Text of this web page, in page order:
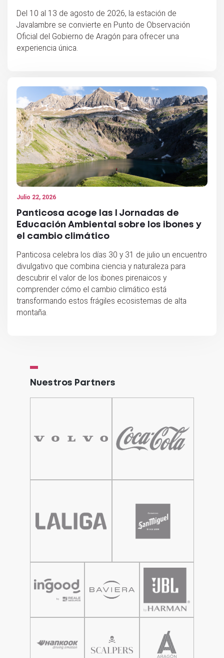
Del 10 al 13 de agosto de 2026, la estación de
Javalambre se convierte en Punto de Observación
Oficial del Gobierno de Aragón para ofrecer una
experiencia única.
Julio 22, 2026
Panticosa acoge las I Jornadas de
Educación Ambiental sobre los ibones y
el cambio climático
Panticosa celebra los días 30 y 31 de julio un encuentro
divulgativo que combina ciencia y naturaleza para
descubrir el valor de los ibones pirenaicos y
comprender cómo el cambio climático está
transformando estos frágiles ecosistemas de alta
montaña.
Nuestros Partners